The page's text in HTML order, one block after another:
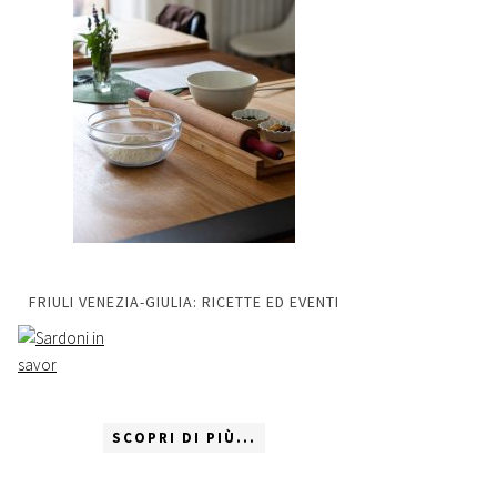
FRIULI VENEZIA-GIULIA: RICETTE ED EVENTI
SCOPRI DI PIÙ...